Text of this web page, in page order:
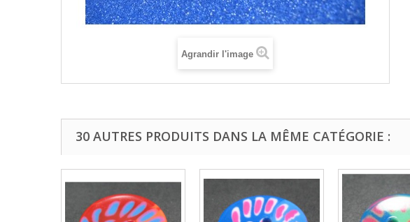
Agrandir l'image
30 AUTRES PRODUITS DANS LA MÊME CATÉGORIE :